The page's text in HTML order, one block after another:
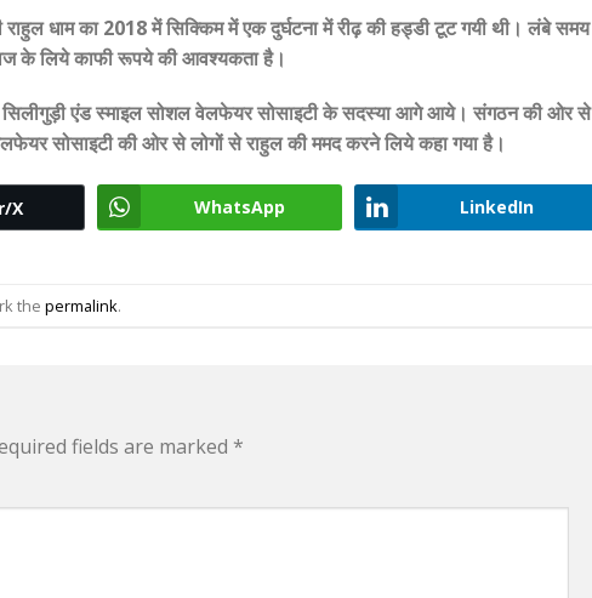
धाम का 2018 में सिक्किम में एक दुर्घटना में रीढ़ की हड्डी टूट गयी थी। लंबे समय
के लिये काफी रूपये की आवश्यकता है।
सिलीगुड़ी एंड स्माइल सोशल वेलफेयर सोसाइटी के सदस्या आगे आये। संगठन की ओर से
सोसाइटी की ओर से लोगों से राहुल की ममद करने लिये कहा गया है।
X WhatsApp LinkedIn
the permalink.
fields are marked *